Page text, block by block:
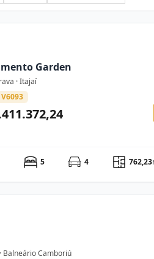
Garden
· Itajaí
5 4 762,23
Balneário Camboriú